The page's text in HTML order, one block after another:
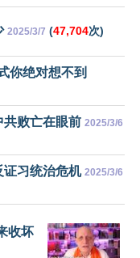
2025/3/7 (47,704次)
你绝对想不到
共败亡在眼前 2025/3/6
证习统治危机 2025/3/6
收坏